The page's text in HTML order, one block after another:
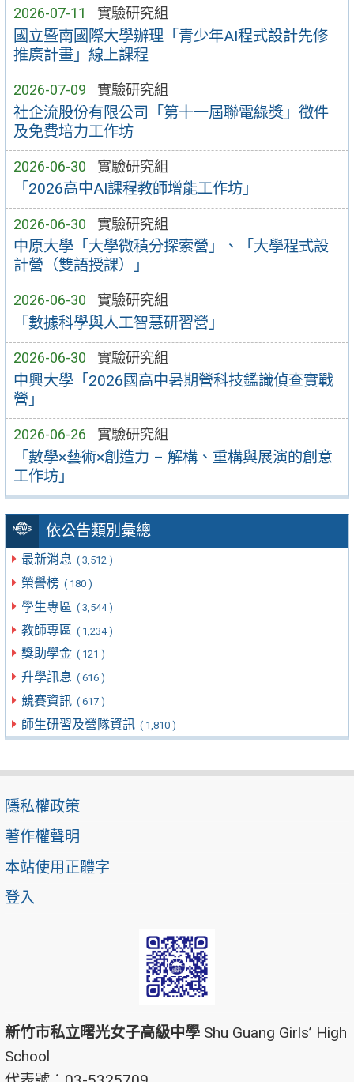
2026-07-11 實驗研究組
國立暨南國際大學辦理「青少年AI程式設計先修
推廣計畫」線上課程
2026-07-09 實驗研究組
社企流股份有限公司「第十一屆聯電綠獎」徵件
及免費培力工作坊
2026-06-30 實驗研究組
「2026高中AI課程教師增能工作坊」
2026-06-30 實驗研究組
中原大學「大學微積分探索營」、「大學程式設
計營（雙語授課）」
2026-06-30 實驗研究組
「數據科學與人工智慧研習營」
2026-06-30 實驗研究組
中興大學「2026國高中暑期營科技鑑識偵查實戰
營」
2026-06-26 實驗研究組
「數學×藝術×創造力 – 解構、重構與展演的創意
工作坊」
依公告類別彙總
最新消息 ( 3,512 )
榮譽榜 ( 180 )
學生專區 ( 3,544 )
教師專區 ( 1,234 )
獎助學金 ( 121 )
升學訊息 ( 616 )
競賽資訊 ( 617 )
師生研習及營隊資訊 ( 1,810 )
隱私權政策
著作權聲明
本站使用正體字
登入
新竹市私立曙光女子高級中學 Shu Guang Girls’ High
School